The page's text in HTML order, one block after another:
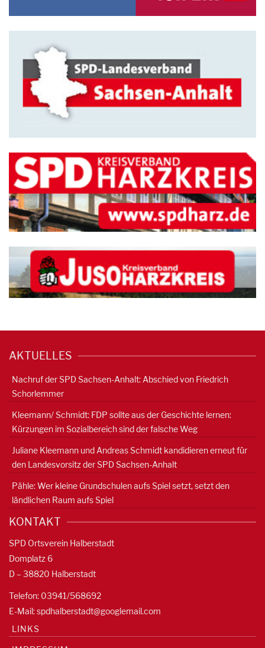
AKTUELLES
Nachruf der SPD Sachsen-Anhalt: Abschied von Friedrich
Schorlemmer
Kleemann/ Schmidt: FDP sollte aus der Geschichte lernen:
Kürzungen im Sozialbereich sind der falsche Weg
Juliane Kleemann und Andreas Schmidt kandidieren erneut für
den Landesvorsitz der SPD Sachsen-Anhalt
Pähle: Wer kleine Grundschulen aufs Spiel setzt, setzt den
ländlichen Raum aufs Spiel
KONTAKT
SPD Ortsverein Halberstadt
Domplatz 6
D – 38820 Halberstadt
Telefon: 03941/568692
E-Mail:spdhalberstadt@googlemail.com
LINKS